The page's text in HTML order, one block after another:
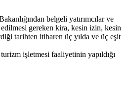
belgeli yatırımcılar ve
gereken kira, kesin izin, kesin
tarihten itibaren üç yılda ve üç eşit
işletmesi faaliyetinin yapıldığı